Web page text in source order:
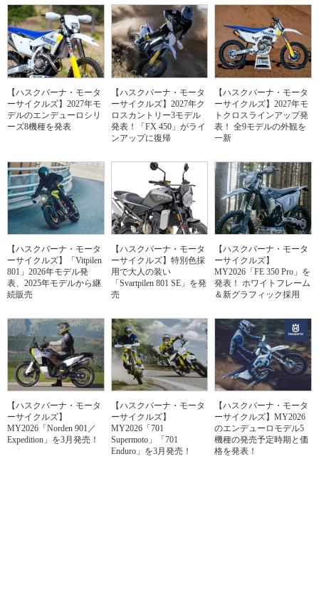
【ハスクバーナ・モータ
ーサイクルズ】2027年モ
デルのエンデューロシリ
ーズ8機種を発表
【ハスクバーナ・モータ
ーサイクルズ】2027年ク
ロスカントリー3モデル
発表！「FX 450」がライ
ンアップに復帰
【ハスクバーナ・モータ
ーサイクルズ】2027年モ
トクロスラインアップ発
表！ 全9モデルの外観を
一新
【ハスクバーナ・モータ
ーサイクルズ】「Vitpilen
801」2026年モデル発
表、2025年モデルから継
続販売
【ハスクバーナ・モータ
ーサイクルズ】特別色採
用で大人の装い
「Svartpilen 801 SE」を発
売
【ハスクバーナ・モータ
ーサイクルズ】
MY2026「FE 350 Pro」を
発表！ ホワイトフレーム
＆新グラフィック採用
【ハスクバーナ・モータ
ーサイクルズ】
MY2026「Norden 901／
Expedition」を3月発売！
【ハスクバーナ・モータ
ーサイクルズ】
MY2026「701
Supermoto」「701
Enduro」を3月発売！
【ハスクバーナ・モータ
ーサイクルズ】MY2026
のエンデューロモデル5
機種の発売予定時期と価
格を発表！